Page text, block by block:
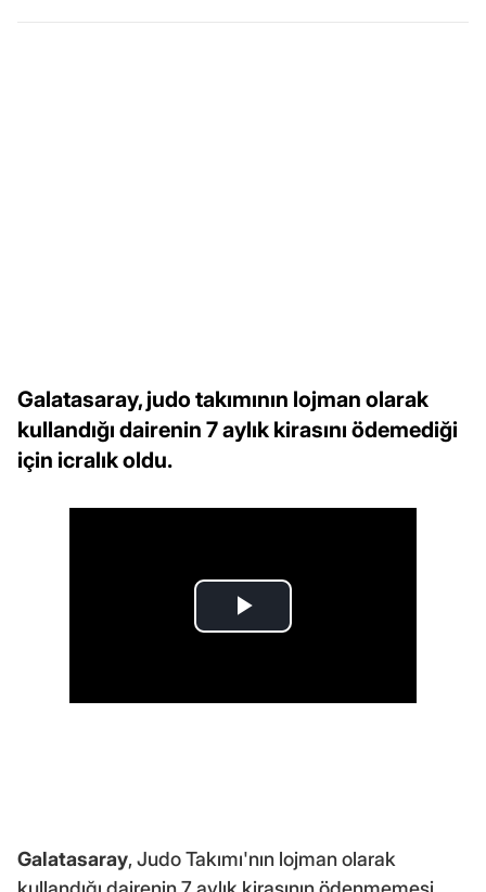
Galatasaray, judo takımının lojman olarak
kullandığı dairenin 7 aylık kirasını ödemediği
için icralık oldu.
Galatasaray, Judo Takımı'nın lojman olarak